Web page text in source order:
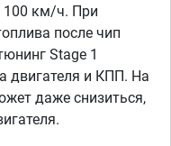
100 км/ч. При
после чип
Stage 1
двигателя и КПП. На
даже снизиться,